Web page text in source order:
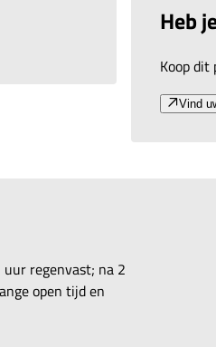
Heb
Koop
Vind
uur regenvast; na 2
open tijd en